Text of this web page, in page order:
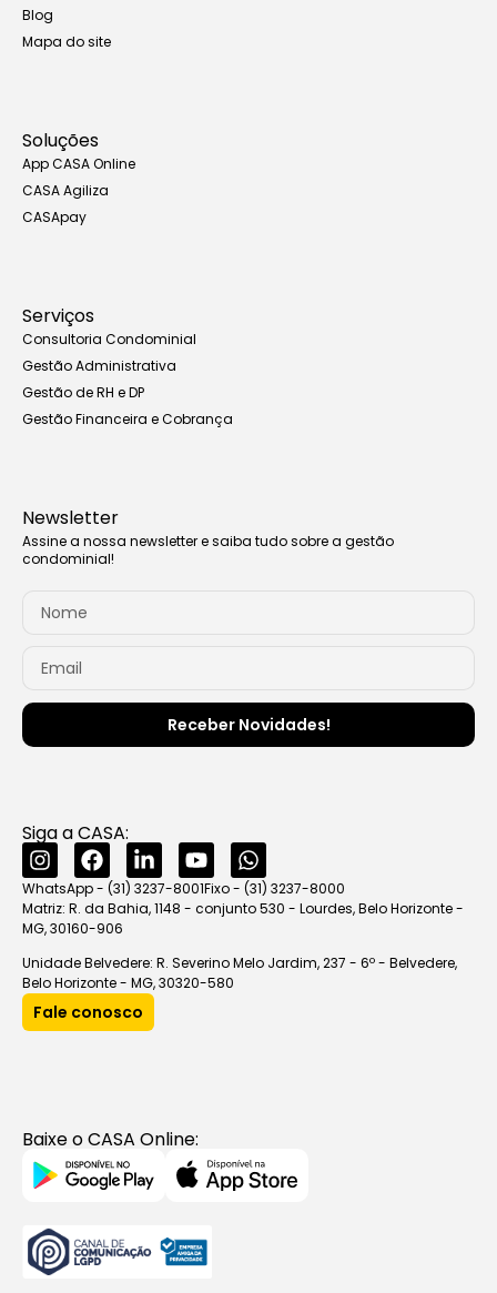
Blog
Mapa do site
Soluções
App CASA Online
CASA Agiliza
CASApay
Serviços
Consultoria Condominial
Gestão Administrativa
Gestão de RH e DP
Gestão Financeira e Cobrança
Newsletter
Assine a nossa newsletter e saiba tudo sobre a gestão
condominial!
Receber Novidades!
Siga a CASA:
WhatsApp - (31) 3237-8001Fixo - (31) 3237-8000
Matriz: R. da Bahia, 1148 - conjunto 530 - Lourdes, Belo Horizonte -
MG, 30160-906
Unidade Belvedere: R. Severino Melo Jardim, 237 - 6º - Belvedere,
Belo Horizonte - MG, 30320-580
Fale conosco
Baixe o CASA Online: